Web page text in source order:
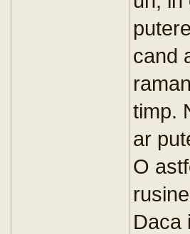
cand
timp.
ar
O
Daca